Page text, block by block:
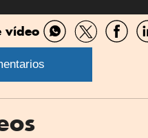
vídeo
Compartir
por
Compartir
por